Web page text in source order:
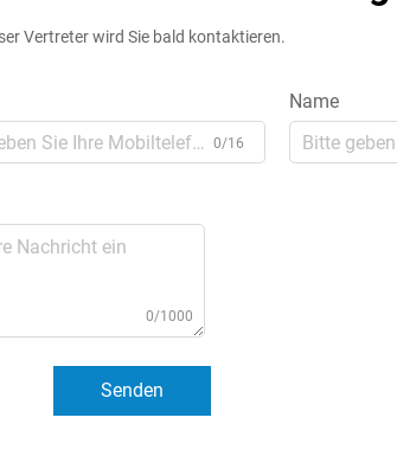
Vertreter wird Sie bald kontaktieren.
0/16
Name
0/1000
Senden